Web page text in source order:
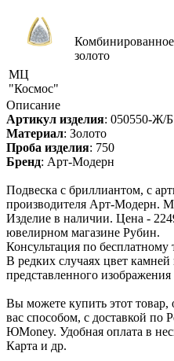
МЦ
"Космос"
Комбинированное
золото
Описание
Артикул изделия: 050550-Ж/Б
Материал: Золото
Проба изделия: 750
Бренд: Арт-Модерн
Подвеска с бриллиантом, с
производителя Арт-Модерн.
Изделие в наличии. Цена -
ювелирном магазине Рубин.
Консультация по бесплатному
В редких случаях цвет камней
представленного
Вы можете купить этот
вас способом, с доставкой по
ЮMoney. Удобная оплата в
Карта и др.